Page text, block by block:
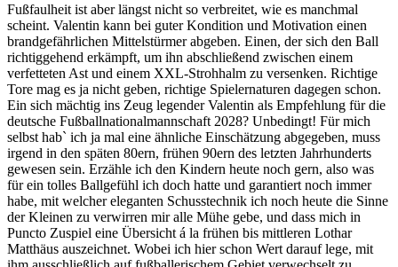
Fußfaulheit ist aber längst nicht so verbreitet, wie es manchmal
scheint. Valentin kann bei guter Kondition und Motivation einen
brandgefährlichen Mittelstürmer abgeben. Einen, der sich den Ball
richtiggehend erkämpft, um ihn abschließend zwischen einem
verfetteten Ast und einem XXL-Strohhalm zu versenken. Richtige
Tore mag es ja nicht geben, richtige Spielernaturen dagegen schon.
Ein sich mächtig ins Zeug legender Valentin als Empfehlung für die
deutsche Fußballnationalmannschaft 2028? Unbedingt! Für mich
selbst hab` ich ja mal eine ähnliche Einschätzung abgegeben, muss
irgend in den späten 80ern, frühen 90ern des letzten Jahrhunderts
gewesen sein. Erzähle ich den Kindern heute noch gern, also was
für ein tolles Ballgefühl ich doch hatte und garantiert noch immer
habe, mit welcher eleganten Schusstechnik ich noch heute die Sinne
der Kleinen zu verwirren mir alle Mühe gebe, und dass mich in
Puncto Zuspiel eine Übersicht á la frühen bis mittleren Lothar
Matthäus auszeichnet. Wobei ich hier schon Wert darauf lege, mit